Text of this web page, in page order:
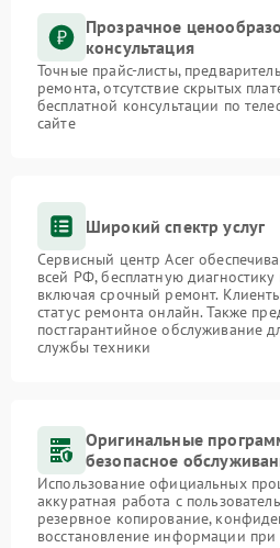
Прозрачное
консультация
Точные прайс-листы,
ремонта, отсутствие скрытых
бесплатной консультации по
сайте
Широкий спектр услуг
Сервисный центр Acer
всей РФ, бесплатную
включая срочный ремонт.
статус ремонта онлайн. Также
постгарантийное обслуживание
службы техники
Оригинальные
безопасное
Использование официальных
аккуратная работа с
резервное копирование,
восстановление информации